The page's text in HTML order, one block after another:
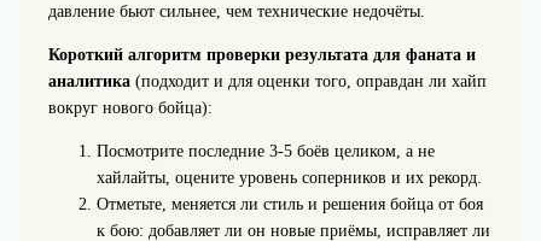
давление бьют сильнее, чем технические недочёты.
Короткий алгоритм проверки результата для фаната и
аналитика(подходит и для оценки того, оправдан ли хайп
вокруг нового бойца):
Посмотрите последние 3-5 боёв целиком, а не
хайлайты, оцените уровень соперников и их рекорд.
Отметьте, меняется ли стиль и решения бойца от боя
к бою: добавляет ли он новые приёмы, исправляет ли